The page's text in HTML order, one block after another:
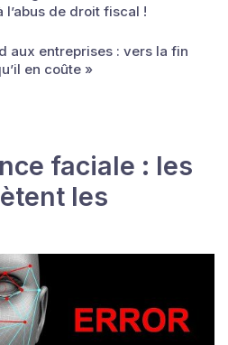
l’abus de droit fiscal !
aux entreprises : vers la fin
en coûte »
faciale : les
les